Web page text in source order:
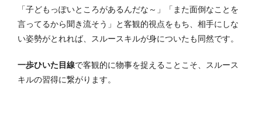
「子どもっぽいところがあるんだな～」「また面倒なことを
言ってるから聞き流そう」と客観的視点をもち、相手にしな
い姿勢がとれれば、スルースキルが身についたも同然です。
一歩ひいた目線で客観的に物事を捉えることこそ、スルース
キルの習得に繋がります。